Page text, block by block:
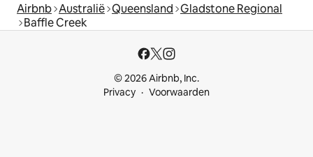
Airbnb Australië Queensland Gladstone Regional
Baffle Creek
© 2026 Airbnb, Inc.
Privacy
Voorwaarden